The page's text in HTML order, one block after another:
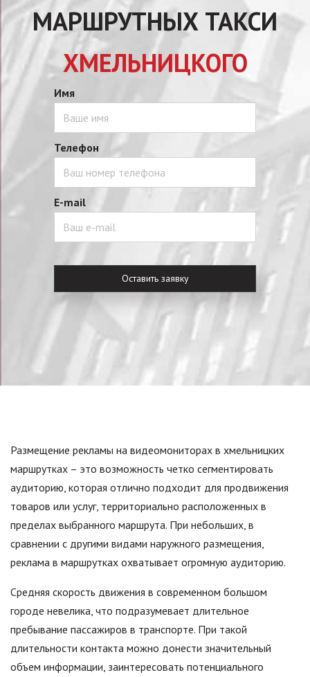
МАРШРУТНЫХ ТАКСИ
ХМЕЛЬНИЦКОГО
Имя
Телефон
E-mail
Размещение рекламы на видеомониторах в хмельницких
маршрутках – это возможность четко сегментировать
аудиторию, которая отлично подходит для продвижения
товаров или услуг, территориально расположенных в
пределах выбранного маршрута. При небольших, в
сравнении с другими видами наружного размещения,
реклама в маршрутках охватывает огромную аудиторию.
Средняя скорость движения в современном большом
городе невелика, что подразумевает длительное
пребывание пассажиров в транспорте. При такой
длительности контакта можно донести значительный
объем информации, заинтересовать потенциального